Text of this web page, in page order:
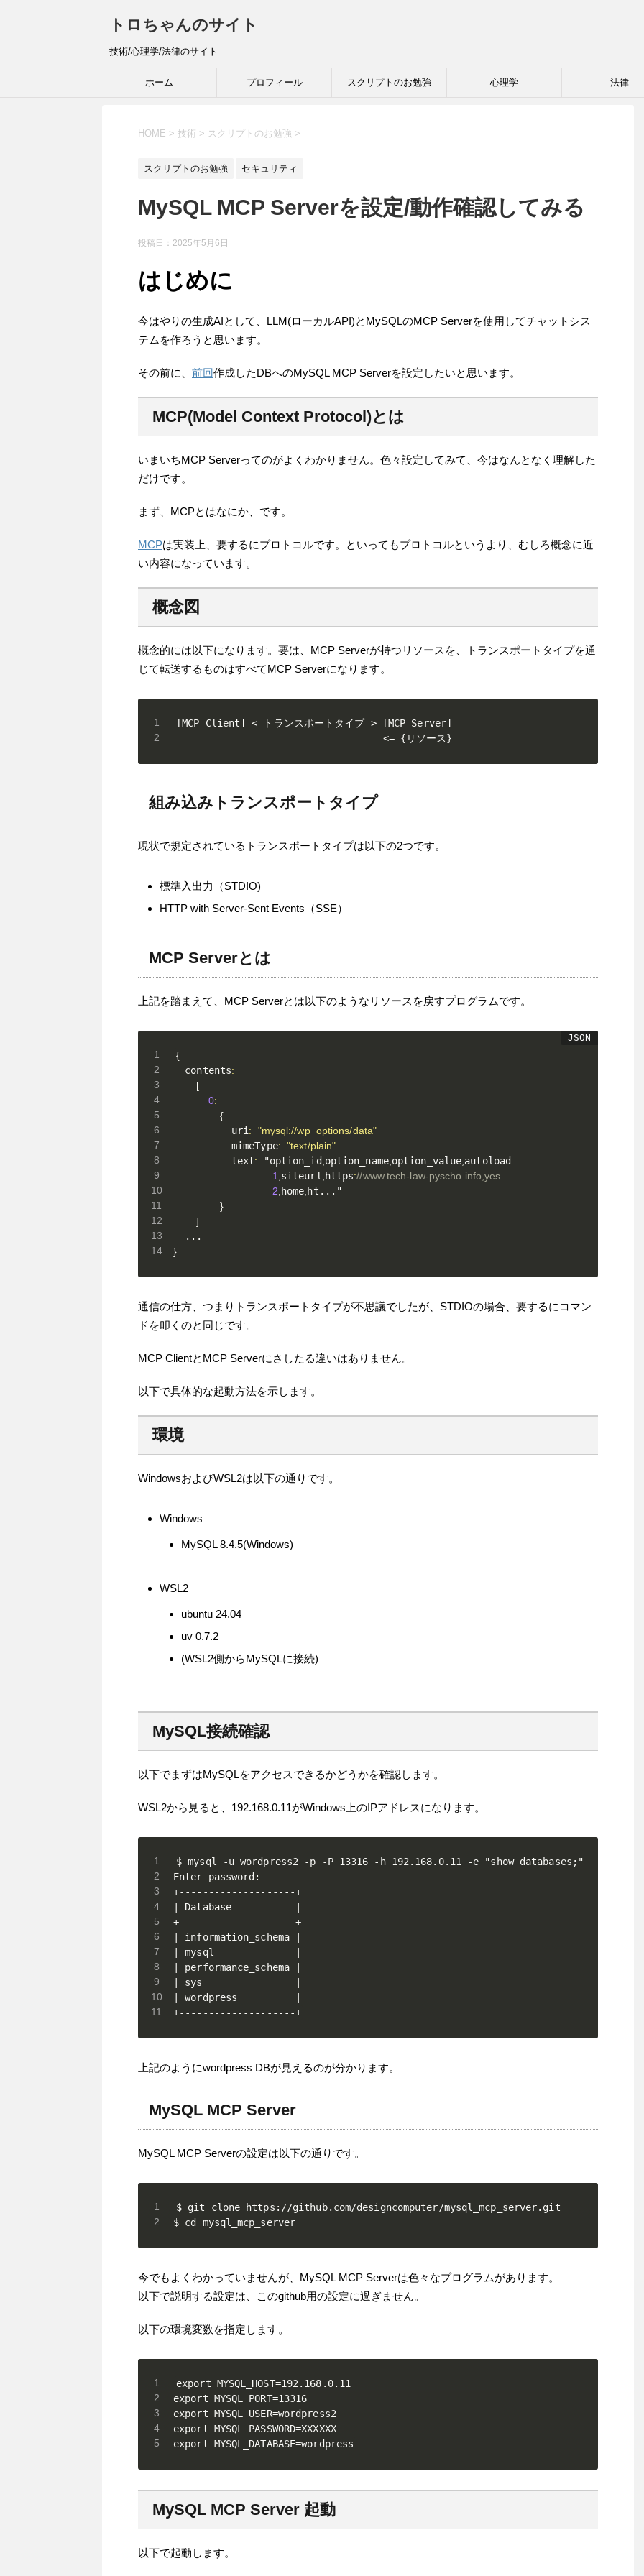
トロちゃんのサイト
技術/心理学/法律のサイト
ホーム プロフィール スクリプトのお勉強 心理学 法律
HOME > 技術 > スクリプトのお勉強 >
スクリプトのお勉強 セキュリティ
MySQL MCP Serverを設定/動作確認してみる
投稿日： 2025年5月6日
はじめに
今はやりの生成AIとして、LLM(ローカルAPI)とMySQLのMCP Serverを使用してチャットシス
テムを作ろうと思います。
その前に、 前回作成したDBへのMySQL MCP Serverを設定したいと思います。
MCP(Model Context Protocol)とは
いまいちMCP Serverってのがよくわかりません。色々設定してみて、今はなんとなく理解した
だけです。
まず、MCPとはなにか、です。
MCPは実装上、要するにプロトコルです。といってもプロトコルというより、むしろ概念に近
い内容になっています。
概念図
概念的には以下になります。要は、MCP Serverが持つリソースを、トランスポートタイプを通
じて転送するものはすべてMCP Serverになります。
[MCP Client] <-トランスポートタイプ-> [MCP Server]
                                    <= {リソース}
組み込みトランスポートタイプ
現状で規定されているトランスポートタイプは以下の2つです。
標準入出力（STDIO)
HTTP with Server-Sent Events（SSE）
MCP Serverとは
上記を踏まえて、MCP Serverとは以下のようなリソースを戻すプログラムです。
{
  contents
:
[
0:
{
          uri
:
"mysql://wp_options/data"
          mimeType
: "text/plain"
          text
: "option_id,option_name,option_value,autoload
1,siteurl,https://www.tech-law-pyscho.info,yes
2,home,ht..."
}
]
}
通信の仕方、つまりトランスポートタイプが不思議でしたが、STDIOの場合、要するにコマン
ドを叩くのと同じです。
MCP ClientとMCP Serverにさしたる違いはありません。
以下で具体的な起動方法を示します。
環境
WindowsおよびWSL2は以下の通りです。
Windows
MySQL 8.4.5(Windows)
WSL2
ubuntu 24.04
uv 0.7.2
(WSL2側からMySQLに接続)
MySQL接続確認
以下でまずはMySQLをアクセスできるかどうかを確認します。
WSL2から見ると、192.168.0.11がWindows上のIPアドレスになります。
$ mysql -u wordpress2 -p -P 13316 -h 192.168.0.11 -e "show databases;"
Enter password:
+--------------------+
| Database           |
+--------------------+
| information_schema |
| mysql              |
| performance_schema |
| sys                |
| wordpress          |
+--------------------+
上記のようにwordpress DBが見えるのが分かります。
MySQL MCP Server
MySQL MCP Serverの設定は以下の通りです。
$ git clone https://github.com/designcomputer/mysql_mcp_server.git
$ cd mysql_mcp_server
今でもよくわかっていませんが、MySQL MCP Serverは色々なプログラムがあります。
以下で説明する設定は、このgithub用の設定に過ぎません。
以下の環境変数を指定します。
export MYSQL_HOST=192.168.0.11
export MYSQL_PORT=13316
export MYSQL_USER=wordpress2
export MYSQL_PASSWORD=XXXXXX
export MYSQL_DATABASE=wordpress
MySQL MCP Server 起動
以下で起動します。